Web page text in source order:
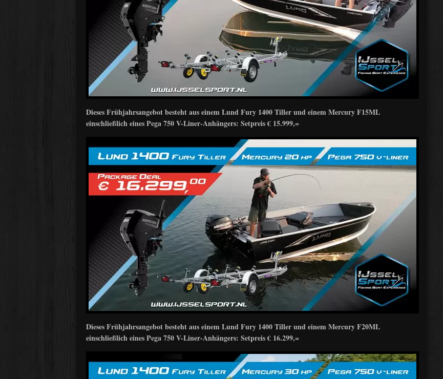
Dieses Frühjahrsangebot besteht aus einem Lund Fury 1400 Tiller und einem Mercury F15ML
einschließlich eines Pega 750 V-Liner-Anhängers: Setpreis € 15.999,=
Dieses Frühjahrsangebot besteht aus einem Lund Fury 1400 Tiller und einem Mercury F20ML
einschließlich eines Pega 750 V-Liner-Anhängers: Setpreis € 16.299,=